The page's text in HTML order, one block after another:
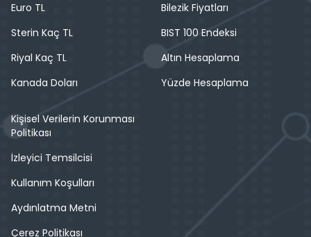
Euro TL
Sterin Kaç TL
Riyal Kaç TL
Kanada Doları
Bilezik Fiyatları
BIST 100 Endeksi
Altın Hesaplama
Yüzde Hesaplama
Kişisel Verilerin Korunması
Politikası
İzleyici Temsilcisi
Kullanım Koşulları
Aydınlatma Metni
Çerez Politikası